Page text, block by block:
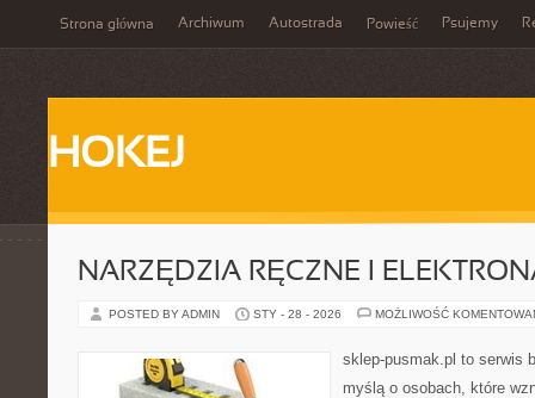
Strona główna Archiwum Autostrada Powieść Psujemy
HOKEJ
NARZĘDZIA RĘCZNE I
POSTED BY ADMIN STY - 28 - 2026 MOŻLIWOŚĆ
sklep-pusmak.pl to serwis
myślą o osobach, które